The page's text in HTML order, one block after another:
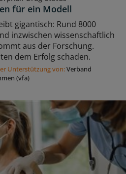
für ein Modell
gigantisch: Rund 8000
inzwischen wissenschaftlich
aus der Forschung.
dem Erfolg schaden.
Unterstützung von:Verband
(vfa)